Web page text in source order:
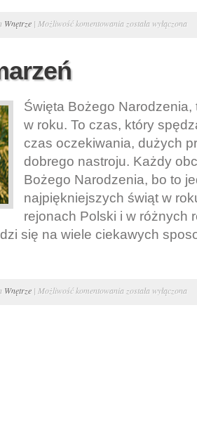
Wnętrze | Możliwość komentowania Świąteczne
została wyłączona
Święta Bożego
w roku. To czas, który
czas oczekiwania, dużych
dobrego nastroju. Każdy
Bożego Narodzenia, bo to
najpiękniejszych świąt w
rejonach Polski i w różnych
się na wiele ciekawych
Wnętrze | Możliwość komentowania Święta
została wyłączona